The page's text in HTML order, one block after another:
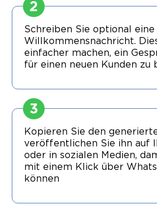
2
Schreiben Sie optional eine
Willkommensnachricht.
einfacher machen, ein
für einen neuen Kunden zu
3
Kopieren Sie den
veröffentlichen Sie ihn auf
oder in sozialen Medien,
mit einem Klick über
können